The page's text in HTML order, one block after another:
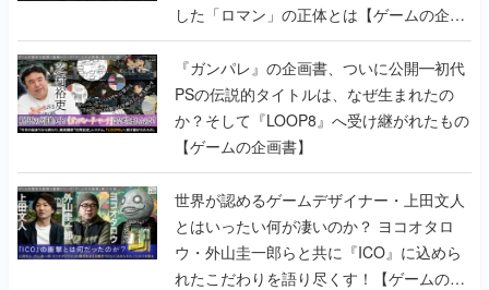
した「ロマン」の正体とは【ゲームの企画
書】
『ガンパレ』の企画書、ついに公開━初代
PSの伝説的タイトルは、なぜ生まれたの
か？そして『LOOP8』へ受け継がれたもの
【ゲームの企画書】
世界が認めるゲームデザイナー・上田文人
とはいったい何が凄いのか？ ヨコオタロ
ウ・外山圭一郎らと共に『ICO』に込めら
れたこだわりを語り尽くす！【ゲームの企